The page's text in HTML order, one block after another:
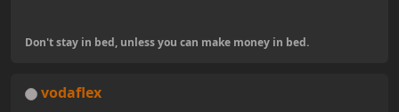
Don't stay in bed, unless you can make money in bed.
vodaflex